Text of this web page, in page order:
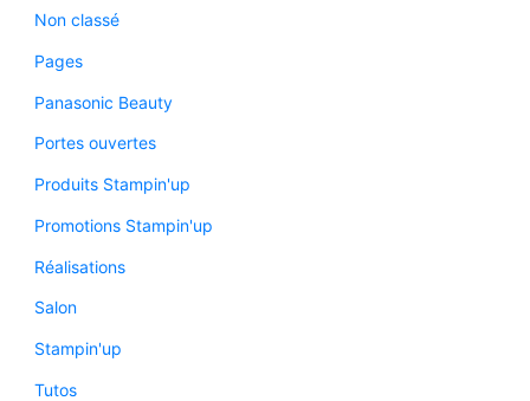
Non classé
Pages
Panasonic Beauty
Portes ouvertes
Produits Stampin'up
Promotions Stampin'up
Réalisations
Salon
Stampin'up
Tutos